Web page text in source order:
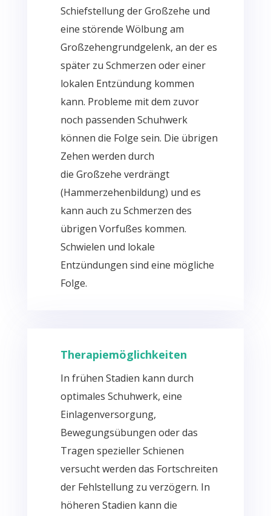
Schiefstellung derGroßzehe und
eine störende Wölbung am
Großzehengrundgelenk, an der es
später zu Schmerzen oder einer
lokalen Entzündung kommen
kann. Probleme mit dem zuvor
noch passenden Schuhwerk
können die Folge sein. Die übrigen
Zehen werden durch
die Großzehe verdrängt
(Hammerzehenbildung) und es
kann auch zu Schmerzen des
übrigen Vorfußes kommen.
Schwielen und lokale
Entzündungen sind eine mögliche
Folge.
Therapiemöglichkeiten
In frühen Stadien kann durch
optimales Schuhwerk, eine
Einlagenversorgung,
Bewegungsübungen oder das
Tragen spezieller Schienen
versucht werden das Fortschreiten
der Fehlstellung zu verzögern. In
höheren Stadien kann die